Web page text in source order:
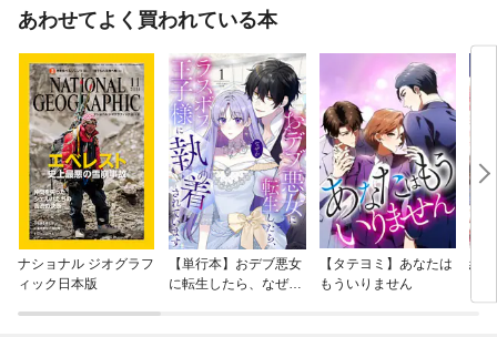
あわせてよく買われている本
ナショナル ジオグラフ
ィック日本版
【単行本】おデブ悪女
に転生したら、なぜか
【タテヨミ】あなたは
もういりません
結